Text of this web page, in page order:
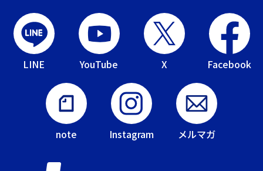
LINE YouTube X Facebook
note Instagram メルマガ